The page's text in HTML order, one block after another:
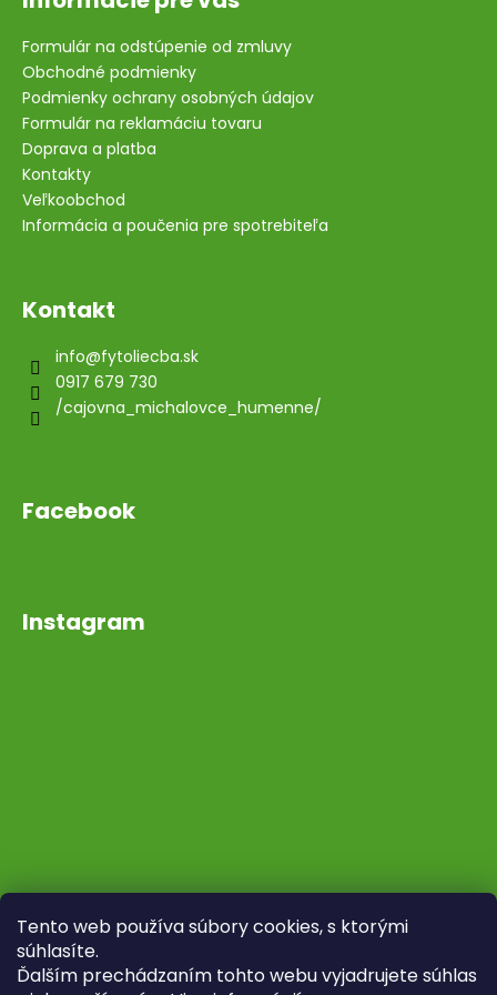
Tento web používa súbory cookies, s ktorými
súhlasíte.
Ďalším prechádzaním tohto webu vyjadrujete súhlas
Formulár na odstúpenie od zmluvy
Obchodné podmienky
Podmienky ochrany osobných údajov
Formulár na reklamáciu tovaru
Doprava a platba
Kontakty
Veľkoobchod
Informácia a poučenia pre spotrebiteľa
Kontakt
info@fytoliecba.sk
0917 679 730
/cajovna_michalovce_humenne/
Facebook
Instagram